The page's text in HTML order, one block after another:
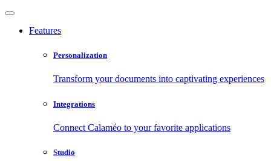
Features
Personalization
Transform your documents into captivating experiences
Integrations
Connect Calaméo to your favorite applications
Studio